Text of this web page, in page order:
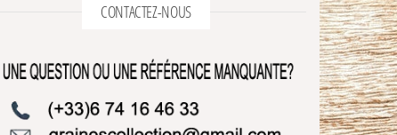
CONTACTEZ-NOUS